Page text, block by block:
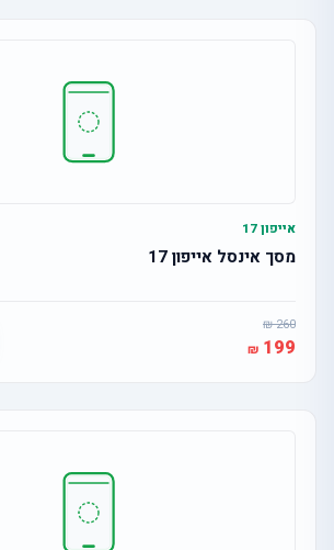
אייפון 17
מסך אינסל אייפון 17
260
199